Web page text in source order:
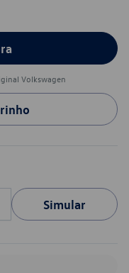
Volkswagen
Simular